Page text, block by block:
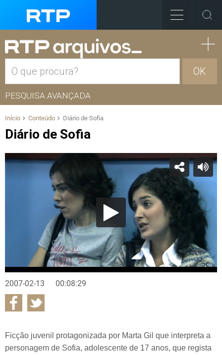
OK
PESQUISA AVANÇADA
Início Conteúdo Diário de Sofia
Diário de Sofia
2007-02-13 00:08:29
Ficção juvenil protagonizada por Marta Gil que interpreta a
personagem de Sofia, adolescente de 17 anos, que regista